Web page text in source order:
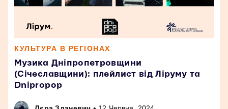
КУЛЬТУРА В РЕГІОНАХ
Музика Дніпропетровщини
(Січеславщини): плейлист від Ліруму та
Dnipropop